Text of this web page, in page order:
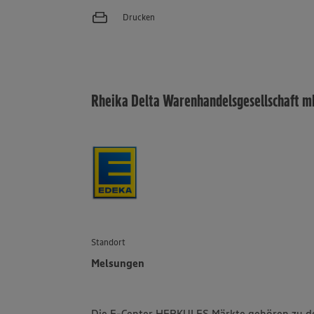
Drucken
Rheika Delta Warenhandelsgesellschaft
Standort
Melsungen